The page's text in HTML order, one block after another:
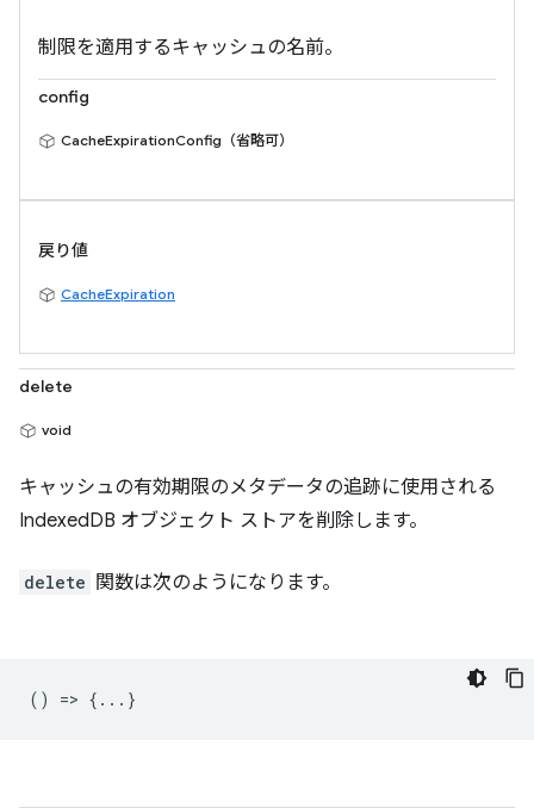
制限を適用するキャッシュの名前。
config
CacheExpirationConfig（省略可）
戻り値
CacheExpiration
delete
void
キャッシュの有効期限のメタデータの追跡に使用される
IndexedDB オブジェクト ストアを削除します。
delete 関数は次のようになります。
() => {...}